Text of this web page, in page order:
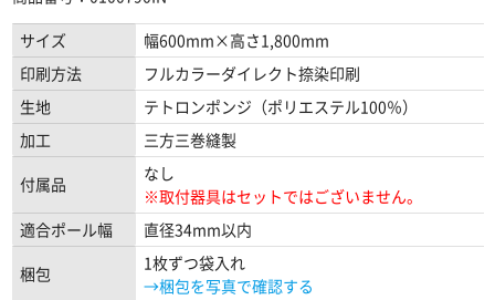
サイズ
幅600mm×高さ1,800mm
印刷方法
フルカラーダイレクト捺染印刷
生地
テトロンポンジ（ポリエステル100％）
加工
三方三巻縫製
付属品
なし
※取付器具はセットではございません。
適合ポール幅
直径34mm以内
梱包
1枚ずつ袋入れ
→梱包を写真で確認する